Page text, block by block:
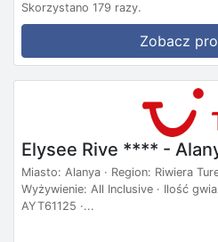
Skorzystano 179 razy.
Zobacz
Elysee Rive **** -
Miasto: Alanya · Region: Riwiera
Wyżywienie: All Inclusive · Ilość
AYT61125 ·...